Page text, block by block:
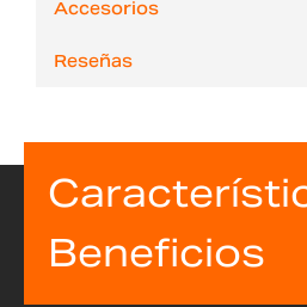
Accesorios
Reseñas
Beneficios